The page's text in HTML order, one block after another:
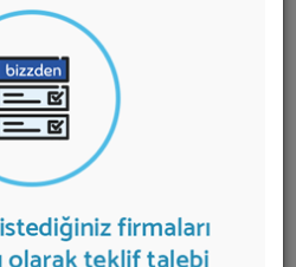
bulundu.
sunan firmalar aşağıda
Sistemleri
teklifi almak için
da "İlk 5 Firmadan Teklif İste"
teklif talebinizi firmalara